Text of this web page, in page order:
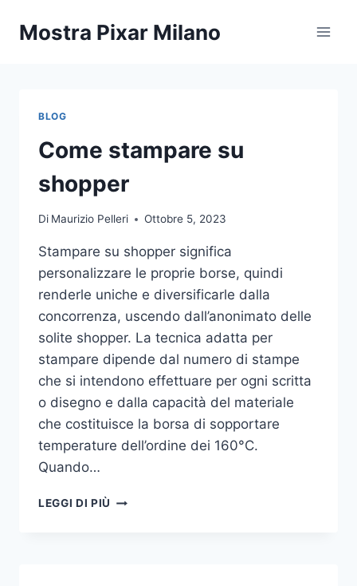
Mostra Pixar Milano
BLOG
Come stampare su
shopper
Di Maurizio Pelleri Ottobre 5, 2023
Stampare su shopper significa
personalizzare le proprie borse, quindi
renderle uniche e diversificarle dalla
concorrenza, uscendo dall’anonimato delle
solite shopper. La tecnica adatta per
stampare dipende dal numero di stampe
che si intendono effettuare per ogni scritta
o disegno e dalla capacità del materiale
che costituisce la borsa di sopportare
temperature dell’ordine dei 160°C.
Quando…
LEGGI DI PIÙ COME